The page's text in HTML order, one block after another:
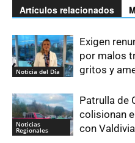
Artículos relacionados
Noticia del Día
Exigen
por malos
gritos y
Noticias
Regionales
Patrulla de
colisionan
con Valdivia